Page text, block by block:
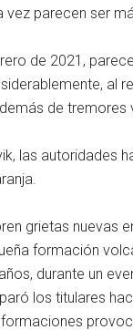
vez parecen ser
de 2021,
al
de tremores
las autoridades
grietas nuevas
formación
durante un
los titulares